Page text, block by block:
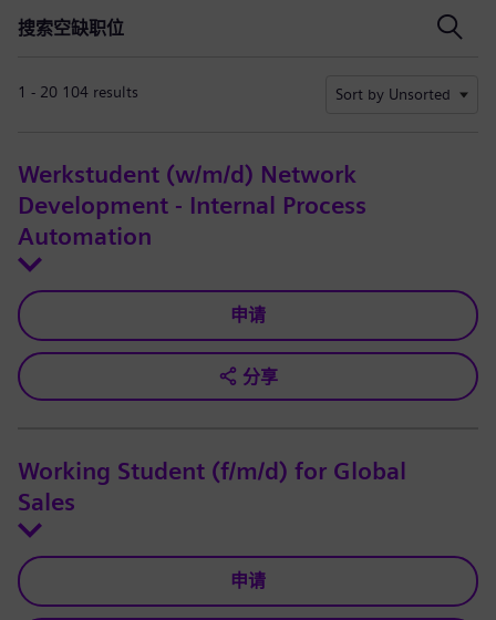
搜索空缺职位
1 - 20 104 results Sort by Unsorted
Werkstudent (w/m/d) Network
Development - Internal Process
Automation
申请
分享
Working Student (f/m/d) for Global
Sales
申请